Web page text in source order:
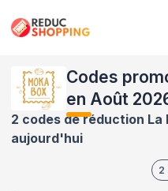
Codes
en Août
2 codes de réduction
aujourd'hui
2